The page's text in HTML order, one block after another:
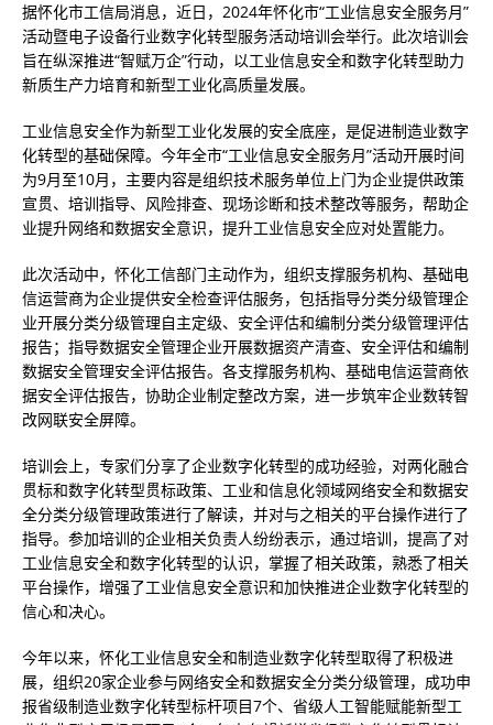
据怀化市工信局消息，近日，2024年怀化市“工业信息安全服务月”
活动暨电子设备行业数字化转型服务活动培训会举行。此次培训会
旨在纵深推进“智赋万企”行动，以工业信息安全和数字化转型助力
新质生产力培育和新型工业化高质量发展。
工业信息安全作为新型工业化发展的安全底座，是促进制造业数字
化转型的基础保障。今年全市“工业信息安全服务月”活动开展时间
为9月至10月，主要内容是组织技术服务单位上门为企业提供政策
宣贯、培训指导、风险排查、现场诊断和技术整改等服务，帮助企
业提升网络和数据安全意识，提升工业信息安全应对处置能力。
此次活动中，怀化工信部门主动作为，组织支撑服务机构、基础电
信运营商为企业提供安全检查评估服务，包括指导分类分级管理企
业开展分类分级管理自主定级、安全评估和编制分类分级管理评估
报告；指导数据安全管理企业开展数据资产清查、安全评估和编制
数据安全管理安全评估报告。各支撑服务机构、基础电信运营商依
据安全评估报告，协助企业制定整改方案，进一步筑牢企业数转智
改网联安全屏障。
培训会上，专家们分享了企业数字化转型的成功经验，对两化融合
贯标和数字化转型贯标政策、工业和信息化领域网络安全和数据安
全分类分级管理政策进行了解读，并对与之相关的平台操作进行了
指导。参加培训的企业相关负责人纷纷表示，通过培训，提高了对
工业信息安全和数字化转型的认识，掌握了相关政策，熟悉了相关
平台操作，增强了工业信息安全意识和加快推进企业数字化转型的
信心和决心。
今年以来，怀化工业信息安全和制造业数字化转型取得了积极进
展，组织20家企业参与网络安全和数据安全分类分级管理，成功申
报省级制造业数字化转型标杆项目7个、省级人工智能赋能新型工